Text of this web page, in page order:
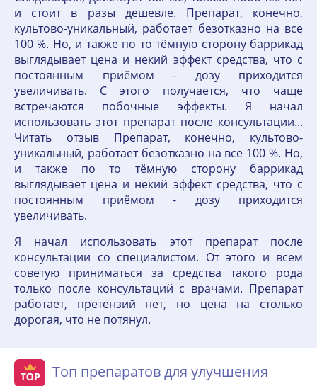
и стоит в разы дешевле. Препарат, конечно,
культово-уникальный, работает безотказно на все
100 %. Но, и также по то тёмную сторону баррикад
выглядывает цена и некий эффект средства, что с
постоянным приёмом - дозу приходится
увеличивать. С этого получается, что чаще
встречаются побочные эффекты. Я начал
использовать этот препарат после консультации...
Читать отзыв Препарат, конечно, культово-
уникальный, работает безотказно на все 100 %. Но,
и также по то тёмную сторону баррикад
выглядывает цена и некий эффект средства, что с
постоянным приёмом - дозу приходится
увеличивать.
Я начал использовать этот препарат после
консультации со специалистом. От этого и всем
советую приниматься за средства такого рода
только после консультаций с врачами. Препарат
работает, претензий нет, но цена на столько
дорогая, что не потянул.
Топ препаратов для улучшения